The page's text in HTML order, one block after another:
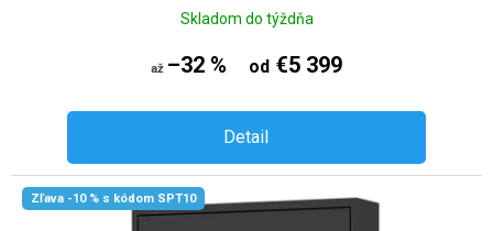
Skladom do týždňa
až –32 % od €5 399
Detail
Zľava -10 % s kódom SPT10